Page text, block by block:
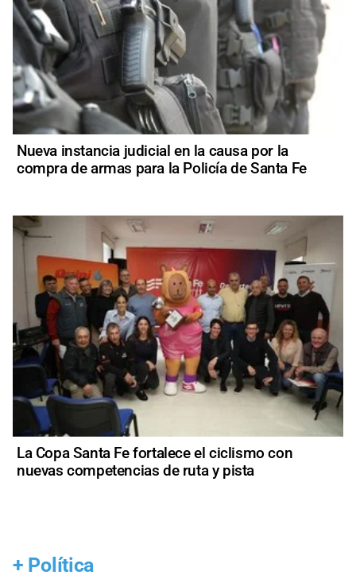
Nueva instancia judicial en la causa por la
compra de armas para la Policía de Santa Fe
La Copa Santa Fe fortalece el ciclismo con
nuevas competencias de ruta y pista
+ Política